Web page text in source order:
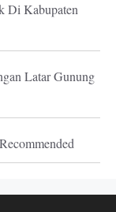
Di Kabupaten
Latar Gunung